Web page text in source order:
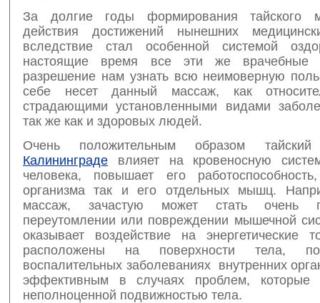
За долгие годы формирования тайского
действия достижений нынешних
вследствие стал особенной системой
настоящие время все эти же врачебные
разрешение нам узнать всю неимоверную
себе несет данный массаж, как
страдающими установленными видами
так же как и здоровых людей.
Очень положительным образом
Калининграде влияет на кровеносную
человека, повышает его
организма так и его отдельных мышц.
массаж, зачастую может стать очень
переутомлении или повреждении мышечной
оказывает воздействие на энергетические
расположены на поверхности тела,
воспалительных заболеваниях внутренних
эффективным в случаях проблем, которые
неполноценной подвижностью тела.